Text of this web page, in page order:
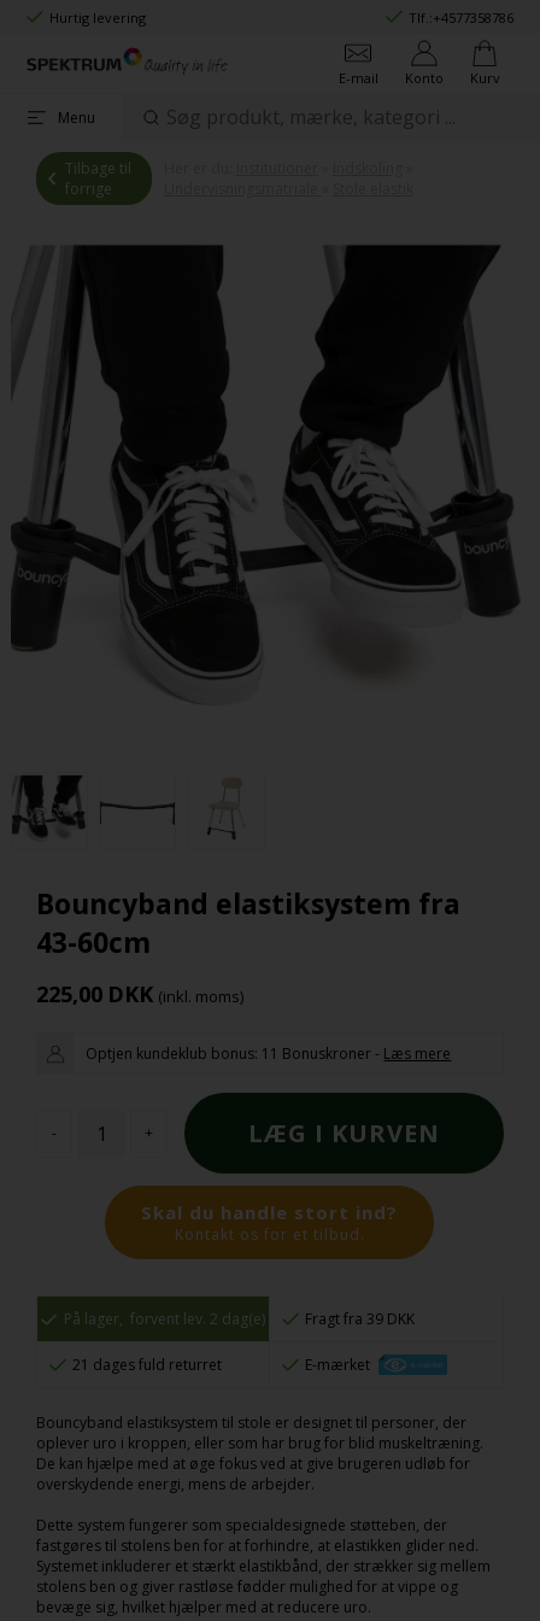
Hurtig levering Tlf.:+4577358786
E-mail Konto Kurv
Menu
Tilbage til
forrige
Bouncyband elastiksystem fra
43-60cm
225,00 DKK (inkl. moms)
Optjen kundeklub bonus: 11 Bonuskroner - Læs mere
- +
Skal du handle stort ind?
Kontakt os for et tilbud.
På lager,forvent lev. 2 dag(e) Fragt fra 39 DKK
21 dages fuld returret E-mærket
Bouncyband elastiksystem til stole er designet til personer, der
oplever uro i kroppen, eller som har brug for blid muskeltræning.
De kan hjælpe med at øge fokus ved at give brugeren udløb for
overskydende energi, mens de arbejder.
Dette system fungerer som specialdesignede støtteben, der
fastgøres til stolens ben for at forhindre, at elastikken glider ned.
Systemet inkluderer et stærkt elastikbånd, der strækker sig mellem
stolens ben og giver rastløse fødder mulighed for at vippe og
bevæge sig, hvilket hjælper med at reducere uro.